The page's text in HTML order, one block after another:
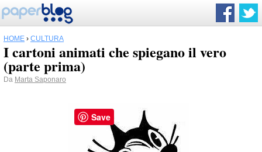
HOME › CULTURA
I cartoni animati che spiegano il vero
(parte prima)
Da Marta Saponaro
Save